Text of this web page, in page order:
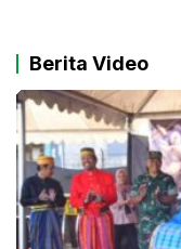
Berita Video